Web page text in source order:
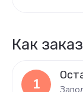
Как
1